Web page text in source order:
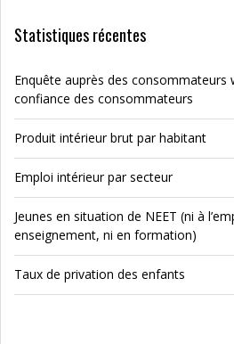
Statistiques récentes
Enquête auprès des consommateurs
confiance des consommateurs
Produit intérieur brut par habitant
Emploi intérieur par secteur
Jeunes en situation de NEET (ni à
enseignement, ni en formation)
Taux de privation des enfants